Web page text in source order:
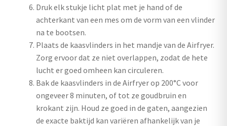
Druk elk stukje licht plat met je hand of de
achterkant van een mes om de vorm van een vlinder
na te bootsen.
Plaats de kaasvlinders in het mandje van de Airfryer.
Zorg ervoor dat ze niet overlappen, zodat de hete
lucht er goed omheen kan circuleren.
Bak de kaasvlinders in de Airfryer op 200°C voor
ongeveer 8 minuten, of tot ze goudbruin en
krokant zijn. Houd ze goed in de gaten, aangezien
de exacte baktijd kan variëren afhankelijk van je